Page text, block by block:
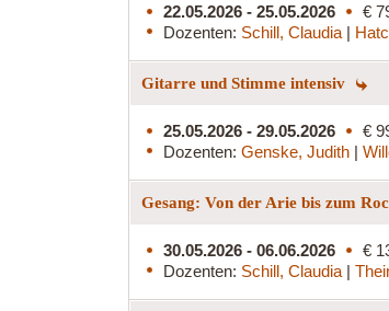
22.05.2026 - 25.05.2026
€
Dozenten: Schill, Claudia |
Gitarre und Stimme intensiv
25.05.2026 - 29.05.2026
€
Dozenten: Genske, Judith |
Gesang: Von der Arie bis zum
30.05.2026 - 06.06.2026
€
Dozenten: Schill, Claudia |